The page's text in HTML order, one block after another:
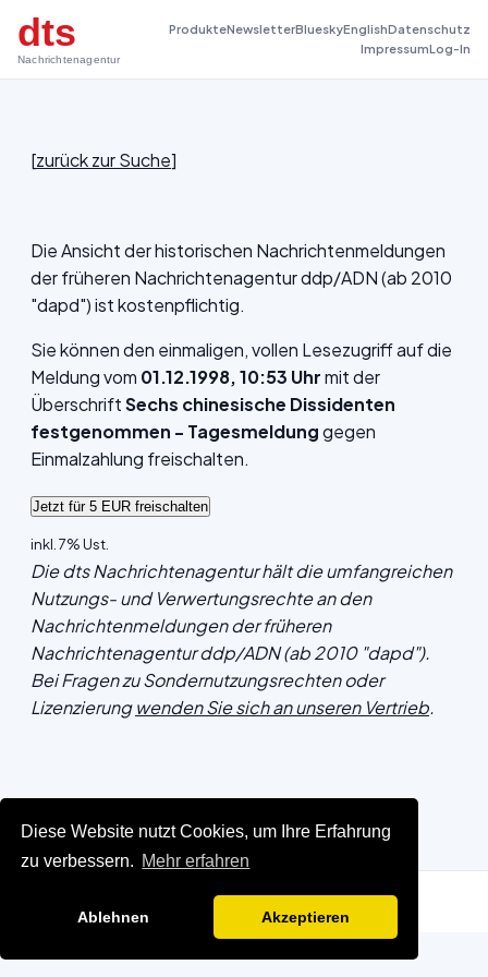
Diese Website nutzt Cookies, um Ihre Erfahrung
zu verbessern. Mehr erfahren
Ablehnen Akzeptieren
dts
Nachrichtenagentur
ProdukteNewsletterBlueskyEnglishDatenschutz
ImpressumLog-In
[zurück zur Suche]
Die Ansicht der historischen Nachrichtenmeldungen
der früheren Nachrichtenagentur ddp/ADN (ab 2010
"dapd") ist kostenpflichtig.
Sie können den einmaligen, vollen Lesezugriff auf die
Meldung vom 01.12.1998, 10:53 Uhrmit der
ÜberschriftSechs chinesische Dissidenten
festgenommen - Tagesmeldunggegen
Einmalzahlung freischalten.
inkl. 7% Ust.
Die dts Nachrichtenagentur hält die umfangreichen
Nutzungs- und Verwertungsrechte an den
Nachrichtenmeldungen der früheren
Nachrichtenagentur ddp/ADN (ab 2010 "dapd").
Bei Fragen zu Sondernutzungsrechten oder
Lizenzierungwenden Sie sich an unseren Vertrieb.